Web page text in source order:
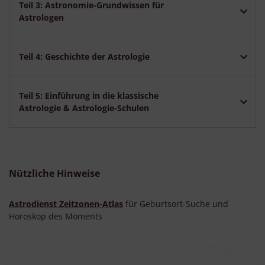
Teil 3: Astronomie-Grundwissen für
Astrologen
Teil 4: Geschichte der Astrologie
Teil 5: Einführung in die klassische
Astrologie & Astrologie-Schulen
Nützliche Hinweise
Astrodienst Zeitzonen-Atlas für Geburtsort-Suche und
Horoskop des Moments
Besondere Features:
Verwendung genauer Standortdaten